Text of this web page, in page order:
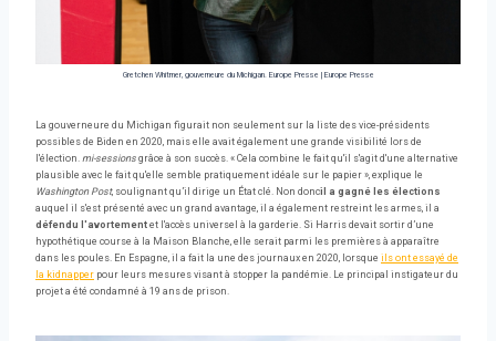
Gretchen Whitmer, gouverneure du Michigan. Europe Presse | Europe Presse
La gouverneure du Michigan figurait non seulement sur la liste des vice-présidents
possibles de Biden en 2020, mais elle avait également une grande visibilité lors de
l'élection. mi-sessions grâce à son succès. « Cela combine le fait qu'il s'agit d'une alternative
plausible avec le fait qu'elle semble pratiquement idéale sur le papier », explique le
Washington Post, soulignant qu’il dirige un État clé. Non doncil a gagné les élections
auquel il s'est présenté avec un grand avantage, il a également restreint les armes, il a
défendu l'avortement et l'accès universel à la garderie. Si Harris devait sortir d’une
hypothétique course à la Maison Blanche, elle serait parmi les premières à apparaître
dans les poules. En Espagne, il a fait la une des journaux en 2020, lorsque ils ont essayé de
la kidnapper pour leurs mesures visant à stopper la pandémie. Le principal instigateur du
projet a été condamné à 19 ans de prison.